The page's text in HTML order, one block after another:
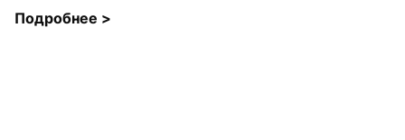
Подробнее >